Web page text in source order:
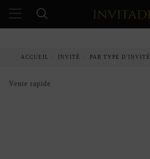
ACCUEIL INVITÉ PAR TYPE D'INVITÉ
Vente rapide